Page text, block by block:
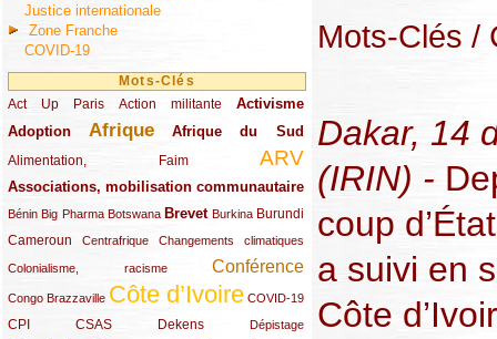
Justice internationale
Zone Franche
COVID-19
Mots-Clés
Act Up Paris
(49/289) Action militante
(32/289) Activisme
(73/289)
Adoption
(82/289) Afrique
(161/289) Afrique du Sud
(73/289)
Alimentation, Faim
(48/289) ARV
(203/289)
Associations, mobilisation communautaire
(65/289)
Bénin
(13/289)Big Pharma
(16/289) Botswana
(9/289) Brevet
(83/289) Burkina
(18/289) Burundi
(30/289)
Cameroun
(47/289) Centrafrique
(23/289) Changements climatiques
(10/289)
Colonialisme, racisme
(19/289) Conférence
(118/289)
Congo Brazzaville
(24/289) Côte d’Ivoire
(263/289) COVID-19
(13/289)
CPI
(48/289) CSAS
(32/289) Dekens
(29/289) Dépistage
(19/289)
Mots-Clés /
Dakar, 14
(IRIN) -
coup
a suivi en
Côte